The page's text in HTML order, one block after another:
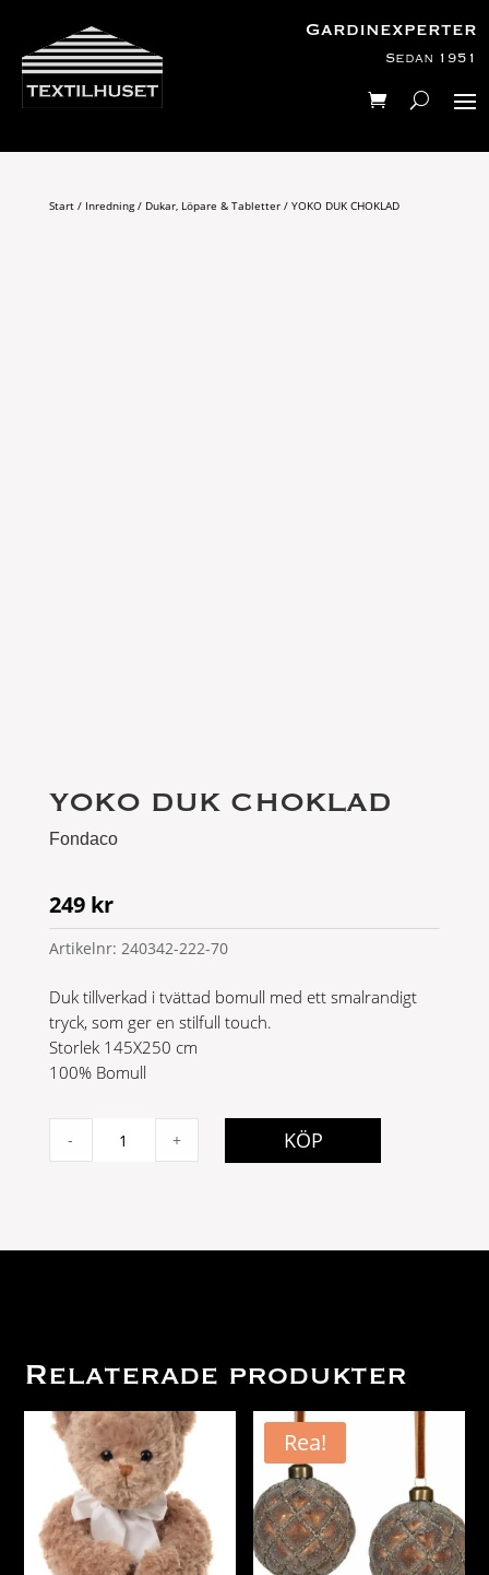
Gardinexperter
Sedan 1951
Start/ Inredning/ Dukar, Löpare & Tabletter/ YOKO DUK CHOKLAD
YOKO DUK CHOKLAD
Fondaco
249 kr
Artikelnr: 240342-222-70
Duk tillverkad i tvättad bomull med ett smalrandigt
tryck, som ger en stilfull touch.
Storlek 145X250 cm
100% Bomull
- + KÖP
Relaterade produkter
Rea!